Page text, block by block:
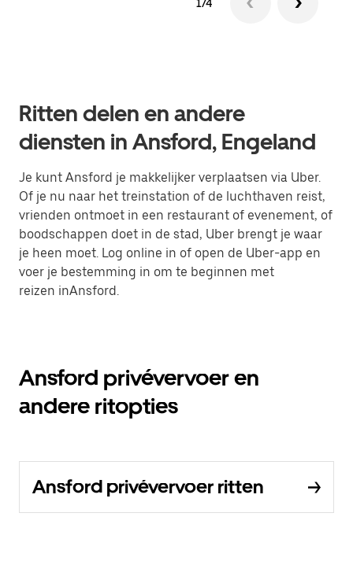
1/4
Ritten delen en andere
diensten in Ansford, Engeland
Je kunt Ansford je makkelijker verplaatsen via Uber.
Of je nu naar het treinstation of de luchthaven reist,
vrienden ontmoet in een restaurant of evenement, of
boodschappen doet in de stad, Uber brengt je waar
je heen moet. Log online in of open de Uber-app en
voer je bestemming in om te beginnen met
reizen inAnsford.
Ansford privévervoer en
andere ritopties
Ansford privévervoer ritten